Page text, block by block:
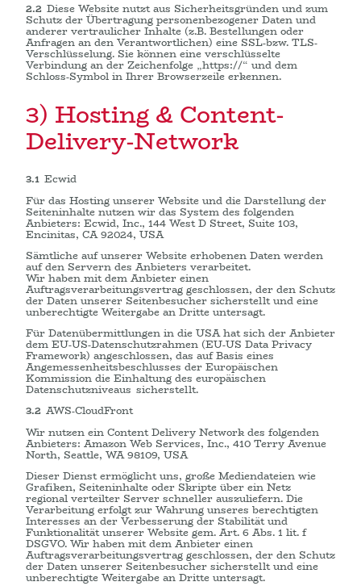
2.2 Diese Website nutzt aus Sicherheitsgründen und zum
Schutz der Übertragung personenbezogener Daten und
anderer vertraulicher Inhalte (z.B. Bestellungen oder
Anfragen an den Verantwortlichen) eine SSL-bzw. TLS-
Verschlüsselung. Sie können eine verschlüsselte
Verbindung an der Zeichenfolge „https://“ und dem
Schloss-Symbol in Ihrer Browserzeile erkennen.
3) Hosting & Content-
Delivery-Network
3.1 Ecwid
Für das Hosting unserer Website und die Darstellung der
Seiteninhalte nutzen wir das System des folgenden
Anbieters: Ecwid, Inc., 144 West D Street, Suite 103,
Encinitas, CA 92024, USA
Sämtliche auf unserer Website erhobenen Daten werden
auf den Servern des Anbieters verarbeitet.
Wir haben mit dem Anbieter einen
Auftragsverarbeitungsvertrag geschlossen, der den Schutz
der Daten unserer Seitenbesucher sicherstellt und eine
unberechtigte Weitergabe an Dritte untersagt.
Für Datenübermittlungen in die USA hat sich der Anbieter
dem EU-US-Datenschutzrahmen (EU-US Data Privacy
Framework) angeschlossen, das auf Basis eines
Angemessenheitsbeschlusses der Europäischen
Kommission die Einhaltung des europäischen
Datenschutzniveaus sicherstellt.
3.2 AWS-CloudFront
Wir nutzen ein Content Delivery Network des folgenden
Anbieters: Amazon Web Services, Inc., 410 Terry Avenue
North, Seattle, WA 98109, USA
Dieser Dienst ermöglicht uns, große Mediendateien wie
Grafiken, Seiteninhalte oder Skripte über ein Netz
regional verteilter Server schneller auszuliefern. Die
Verarbeitung erfolgt zur Wahrung unseres berechtigten
Interesses an der Verbesserung der Stabilität und
Funktionalität unserer Website gem. Art. 6 Abs. 1 lit. f
DSGVO. Wir haben mit dem Anbieter einen
Auftragsverarbeitungsvertrag geschlossen, der den Schutz
der Daten unserer Seitenbesucher sicherstellt und eine
unberechtigte Weitergabe an Dritte untersagt.